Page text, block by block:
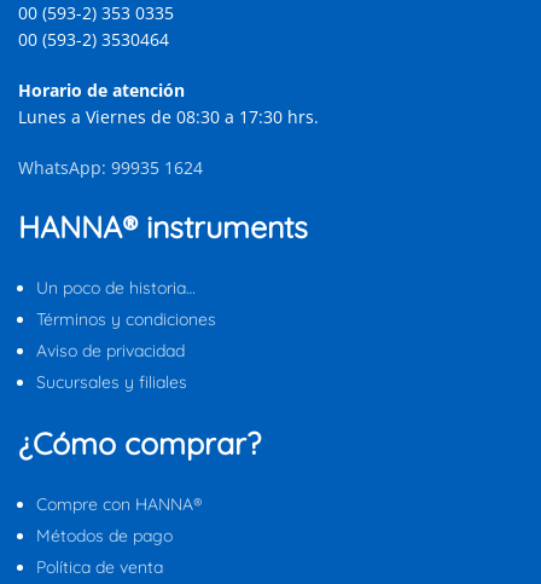
00 (593-2) 353 0335
00 (593-2) 3530464
Horario de atención
Lunes a Viernes de 08:30 a 17:30 hrs.
WhatsApp: 99935 1624
HANNA® instruments
Un poco de historia…
Términos y condiciones
Aviso de privacidad
Sucursales y filiales
¿Cómo comprar?
Compre con HANNA®
Métodos de pago
Política de venta